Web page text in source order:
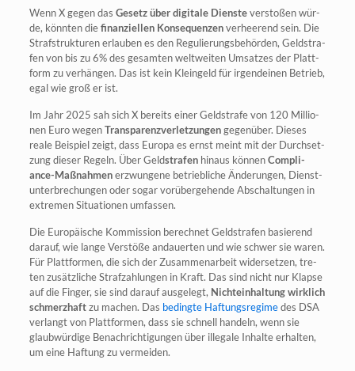
Wenn X gegen das Gesetz über digi­ta­le Diens­tever­sto­ßen wür­
de, könn­ten diefinan­zi­el­len Kon­se­quen­zenver­hee­rend sein. Die
Straf­struk­tu­ren erlau­ben es den Regu­lie­rungs­be­hör­den, Geld­stra­
fen von bis zu 6% des gesam­ten welt­wei­ten Umsat­zes der Platt­
form zu ver­hän­gen. Das ist kein Klein­geld für irgend­ei­nen Betrieb,
egal wie groß er ist.
Im Jahr 2025 sah sich X bereits einer Geld­stra­fe von 120 Mil­lio­
nen Euro wegenTrans­pa­renz­ver­let­zun­gengegen­über. Die­ses
rea­le Bei­spiel zeigt, dass Euro­pa es ernst meint mit der Durch­set­
zung die­ser Regeln. Über Geldstra­fenhin­aus kön­nenCom­pli­
ance-Maß­nah­menerzwun­ge­ne betrieb­li­che Ände­run­gen, Dienst­
un­ter­bre­chun­gen oder sogar vor­über­ge­hen­de Abschal­tun­gen in
extre­men Situa­tio­nen umfassen.
Die Euro­päi­sche Kom­mis­si­on berech­net Geld­stra­fen basie­rend
dar­auf, wie lan­ge Ver­stö­ße andau­er­ten und wie schwer sie waren.
Für Platt­for­men, die sich der Zusam­men­ar­beit wider­set­zen, tre­
ten zusätz­li­che Straf­zah­lun­gen in Kraft. Das sind nicht nur Klap­se
auf die Fin­ger, sie sind dar­auf aus­ge­legt, Nicht­ein­hal­tung wirk­lich
schmerz­haftzu machen. Das beding­te Haf­tungs­re­gimedes DSA
ver­langt von Platt­for­men, dass sie schnell han­deln, wenn sie
glaub­wür­di­ge Benach­rich­ti­gun­gen über ille­ga­le Inhal­te erhal­ten,
um eine Haf­tung zu vermeiden.